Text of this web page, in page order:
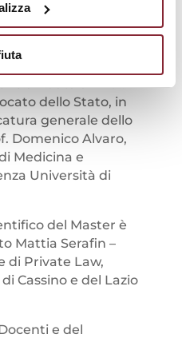
e Comitato
è affidata al Prof.
dello Stato, in
generale dello
Domenico Alvaro,
Medicina e
Università di
del Master è
Mattia Serafin –
di Private Law,
Cassino e del Lazio
e del